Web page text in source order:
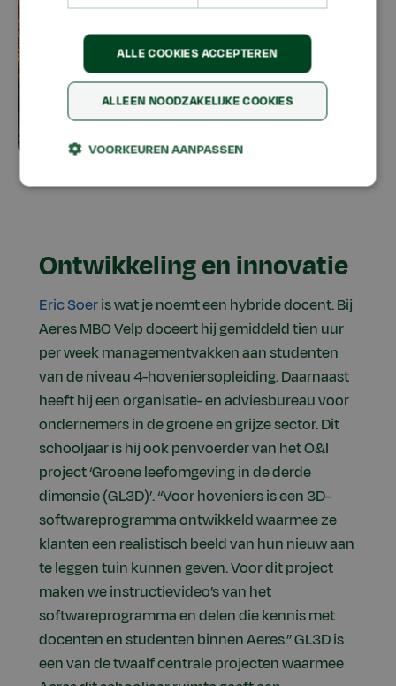
Ontwikkeling en innovatie
Eric Soeris wat je noemt een hybride docent. Bij
Aeres MBO Velp doceert hij gemiddeld tien uur
per week managementvakken aan studenten
van de niveau 4-hoveniersopleiding. Daarnaast
heeft hij een organisatie- en adviesbureau voor
ondernemers in de groene en grijze sector. Dit
schooljaar is hij ook penvoerder van het O&I
project ‘Groene leefomgeving in de derde
dimensie (GL3D)’. “Voor hoveniers is een 3D-
softwareprogramma ontwikkeld waarmee ze
klanten een realistisch beeld van hun nieuw aan
te leggen tuin kunnen geven. Voor dit project
maken we instructievideo’s van het
softwareprogramma en delen die kennis met
docenten en studenten binnen Aeres.” GL3D is
een van de twaalf centrale projecten waarmee
ALLE COOKIES ACCEPTEREN
ALLEEN NOODZAKELIJKE COOKIES
VOORKEUREN AANPASSEN